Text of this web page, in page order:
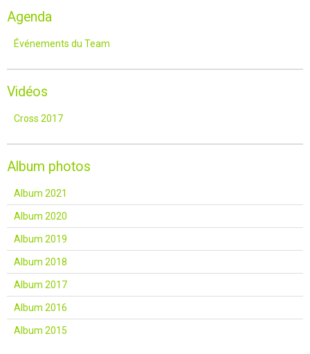
Agenda
Événements du Team
Vidéos
Cross 2017
Album photos
Album 2021
Album 2020
Album 2019
Album 2018
Album 2017
Album 2016
Album 2015